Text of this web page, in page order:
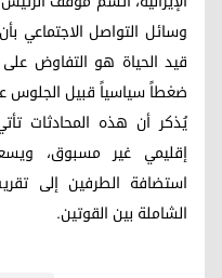
وسائل التواصل الاجتماعي
قيد الحياة هو التفاوض
ضغطاً سياسياً قبيل الجلوس
يُذكر أن هذه
إقليمي غير مسبوق،
استضافة الطرفين إلى
الشاملة بين القوتين.